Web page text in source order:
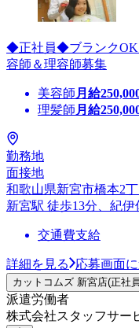
◆正社員◆ブランク
容師＆理容師募集
美容師 月給
理髪師 月給
勤務地
面接地
和歌山県新宮市橋本2
新宮駅 徒歩13分、紀
交通費支給
詳細を見る 応募画面
カットコムズ 新宮店(正社
派遣労働者
株式会社スタッフサー